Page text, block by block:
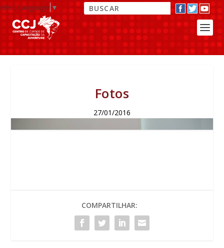
Language▼
Fotos
27/01/2016
COMPARTILHAR: